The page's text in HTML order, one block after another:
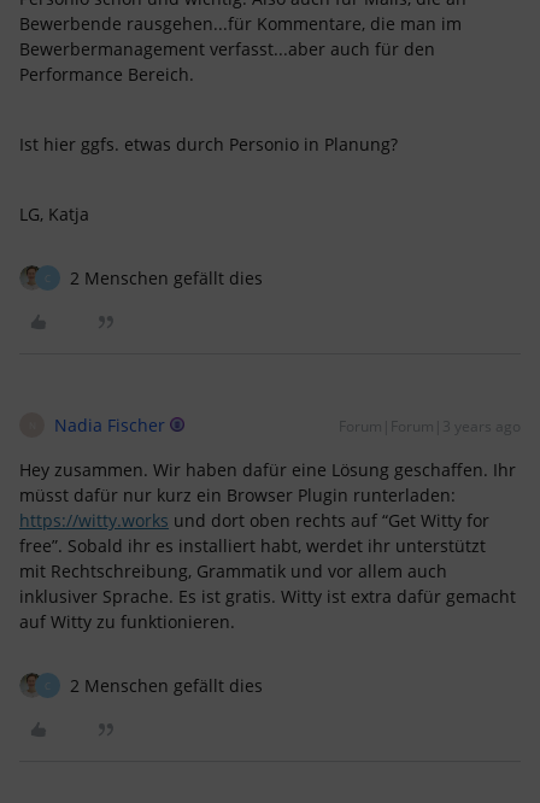
Bewerbende rausgehen...für Kommentare, die man im
Bewerbermanagement verfasst...aber auch für den
Performance Bereich.
Ist hier ggfs. etwas durch Personio in Planung?
LG, Katja
2 Menschen gefällt dies
Nadia Fischer Forum|Forum|3 years ago
Hey zusammen. Wir haben dafür eine Lösung geschaffen. Ihr
müsst dafür nur kurz ein Browser Plugin runterladen:
https://witty.works und dort oben rechts auf “Get Witty for
free”. Sobald ihr es installiert habt, werdet ihr unterstützt
mit Rechtschreibung, Grammatik und vor allem auch
inklusiver Sprache. Es ist gratis. Witty ist extra dafür gemacht
auf Witty zu funktionieren.
2 Menschen gefällt dies